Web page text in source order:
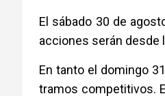
El sábado 30 de
acciones serán desde
En tanto el domingo
tramos competitivos.